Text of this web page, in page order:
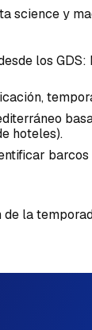
science y
los GDS:
hoteles).
barcos
de la